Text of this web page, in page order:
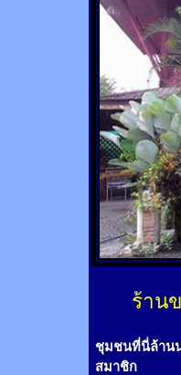
ร้าน
ชุมชนที่นี่ล้าน
สมาชิก